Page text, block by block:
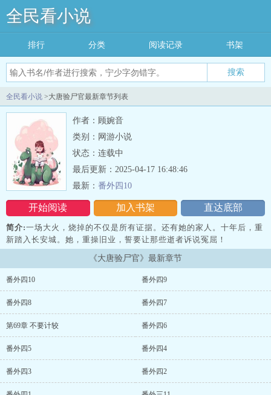
全民看小说
搜索
排行 分类 阅读记录 书架
全民看小说 >大唐验尸官最新章节列表
作者：顾婉音
类别：网游小说
状态：连载中
开始阅读 加入书架 直达底部
最后更新：2025-04-17 16:48:46
最新： 番外四10
简介:一场大火，烧掉的不仅是所有证据。还有她的家人。十年后，重
新踏入长安城。她，重操旧业，誓要让那些逝者诉说冤屈！
《大唐验尸官》最新章节
番外四10 番外四9
番外四8 番外四7
第69章 不要计较 番外四6
番外四5 番外四4
番外四3 番外四2